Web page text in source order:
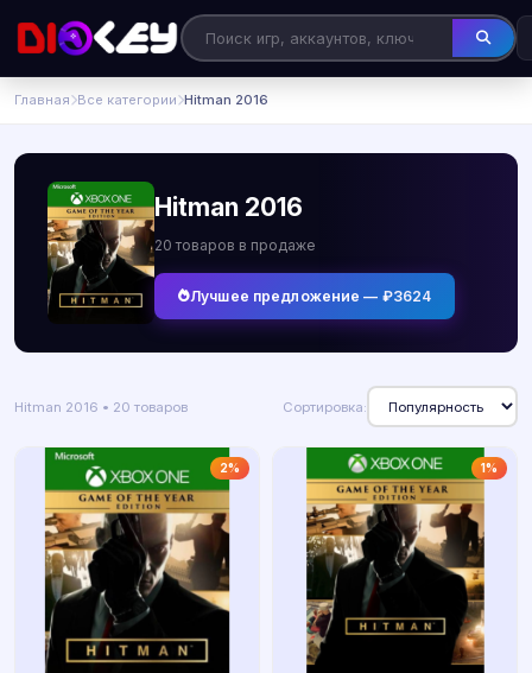
Главная Все категории Hitman 2016
Hitman 2016
20 товаров в продаже
Лучшее предложение — ₽3624
Hitman 2016 • 20 товаров Сортировка:
2% 1%